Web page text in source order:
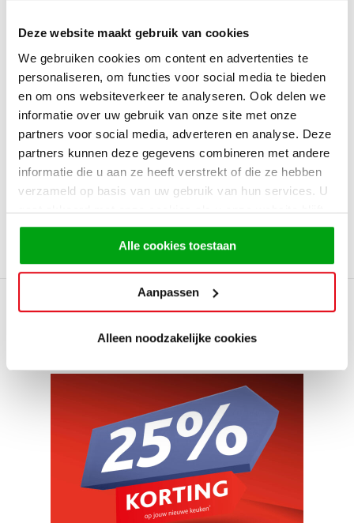
Deze website maakt gebruik van cookies
We gebruiken cookies om content en advertenties te
personaliseren, om functies voor social media te bieden
en om ons websiteverkeer te analyseren. Ook delen we
informatie over uw gebruik van onze site met onze
partners voor social media, adverteren en analyse. Deze
partners kunnen deze gegevens combineren met andere
informatie die u aan ze heeft verstrekt of die ze hebben
verzameld op basis van uw gebruik van hun services. U
gaat akkoord met onze cookies als u onze website blijft
gebruiken.
Alle cookies toestaan
Aanpassen
Alleen noodzakelijke cookies
W Collectie
Om het toch al drukke leven gemakkelijker te maken heeft
Whirlpool de W Collectie gelanceerd. Deze collectie bevalt
een aantal slimme en elegante huishoudapparaten. Deze
apparaten zijn ontworpen om een moderne touch te geven
aan jouw keuken, welke daarbij van alle gemakken is
voorzien.
adviseurs in deshowroomshelpen je graag bij het uitzoeken
van jouw droomkeuken.
Bekijk ook